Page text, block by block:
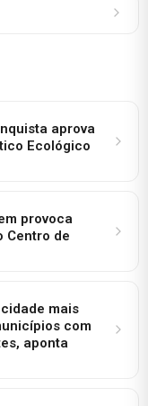
aprova
Ecológico
provoca
Centro de
mais
com
aponta